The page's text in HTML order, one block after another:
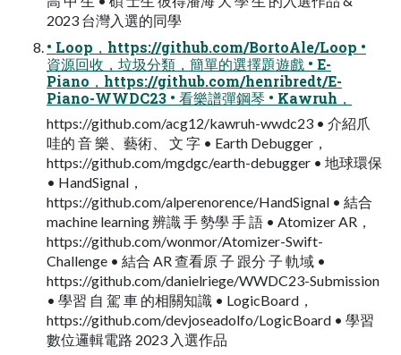
2023 台灣入選的同學
• Loop，https://github.com/BortoAle/Loop •
資源回收，垃圾分類，簡單的選擇題遊戲 • E-
Piano，https://github.com/henribredt/E-
Piano-WWDC23 • 看樂譜彈鋼琴 • Kawruh，
https://github.com/acg12/kawruh-wwdc23 • 介紹爪
哇的 音 樂、藝術、 文 字 • Earth Debugger，
https://github.com/mgdgc/earth-debugger • 地球環保
• HandSignal，
https://github.com/alperenorence/HandSignal • 結合
machine learning 辨識 手 勢學 手 語 • Atomizer AR，
https://github.com/wonmor/Atomizer-Swift-
Challenge • 結合 AR 查看原 子 跟分 子 軌域 •
https://github.com/danielriege/WWDC23-Submission
• 學習 自 駕 車 的相關知識 • LogicBoard，
https://github.com/devjoseadolfo/LogicBoard • 學習
數位邏輯電路 2023 入選作品